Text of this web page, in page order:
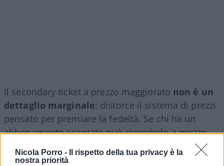
Nicola Porro -
Il rispetto della tua privacy è la
nostra priorità
Il secondary ticket a prezzo maggiorato non è un
dettaglio marginale: distorce il sistema di prezzi
pensato per premiare la fedeltà. Se chi ha un
abbonamento scontato può rivenderlo a prezzo
pieno proprio sulle partite più richieste, il
vantaggio economico pensato per il tifoso diventa